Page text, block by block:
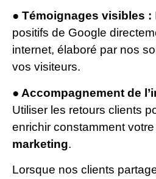
● Témoignages visibles :
positifs de Google
internet, élaboré par nos
vos visiteurs.
● Accompagnement de
Utiliser les retours clients
enrichir constamment votre
marketing.
Lorsque nos clients